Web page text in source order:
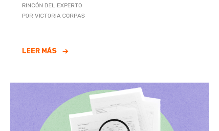
RINCÓN DEL EXPERTO
POR VICTORIA CORPAS
LEER MÁS